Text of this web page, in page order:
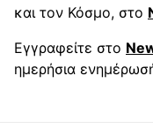
και τον Κόσμο, στο
Εγγραφείτε στο
ημερήσια